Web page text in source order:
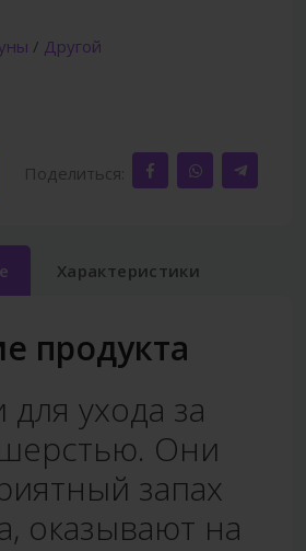
/ Другой
Поделиться:
Характеристики
продукта
для ухода за
Они
запах
оказывают на